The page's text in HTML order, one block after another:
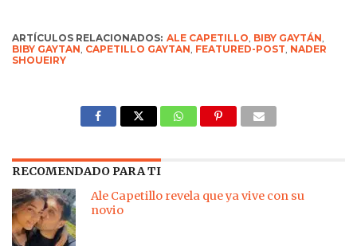
ARTÍCULOS RELACIONADOS: ALE CAPETILLO, BIBY GAYTÁN,
BIBY GAYTAN, CAPETILLO GAYTAN, FEATURED-POST, NADER
SHOUEIRY
RECOMENDADO PARA TI
Ale Capetillo revela que ya vive con su
novio